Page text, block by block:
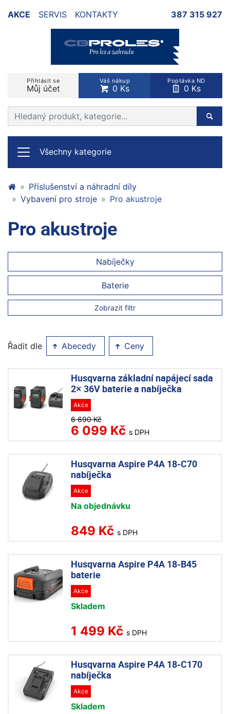
AKCE SERVIS KONTAKTY 387 315 927
Přihlásit se
Můj účet
Váš nákup
0 Ks
Poptávka ND
0 Ks
Prohledat web
Všechny kategorie
Příslušenství a náhradní díly
Vybavení pro stroje
Pro akustroje
Pro akustroje
Nabíječky
Baterie
Zobrazit filtr
Řadit dle Abecedy Ceny
Husqvarna základní napájecí sada
2× 36V baterie a nabíječka
Akce
6 690 Kč
6 099 Kč s DPH
Husqvarna Aspire P4A 18-C70
nabíječka
Akce
Na objednávku
849 Kč s DPH
Husqvarna Aspire P4A 18-B45
baterie
Akce
Skladem
1 499 Kč s DPH
Husqvarna Aspire P4A 18-C170
nabíječka
Akce
Skladem